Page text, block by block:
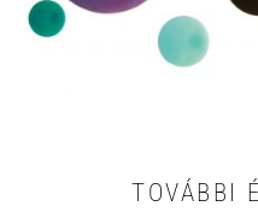
TOVÁBBI